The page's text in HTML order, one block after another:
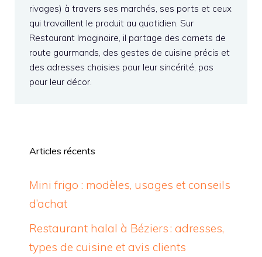
rivages) à travers ses marchés, ses ports et ceux
qui travaillent le produit au quotidien. Sur
Restaurant Imaginaire, il partage des carnets de
route gourmands, des gestes de cuisine précis et
des adresses choisies pour leur sincérité, pas
pour leur décor.
Articles récents
Mini frigo : modèles, usages et conseils
d’achat
Restaurant halal à Béziers : adresses,
types de cuisine et avis clients